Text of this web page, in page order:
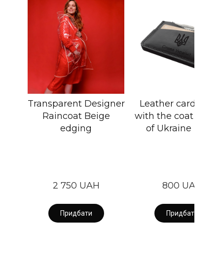
Transparent Designer
Raincoat Beige
edging
2 750 UAH
Придбати
Leather
with the coat of
of Ukraine Black
800 UAH
Придбати